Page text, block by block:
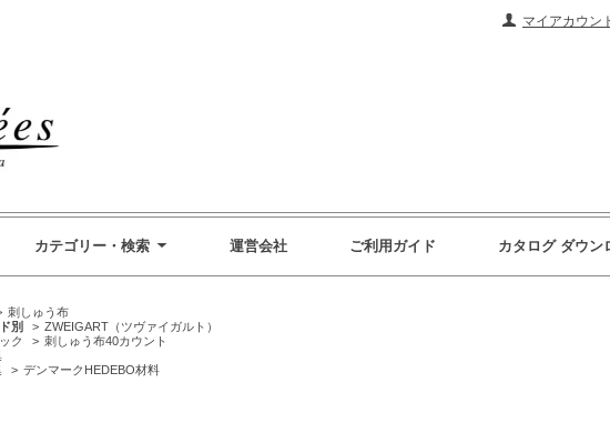
マイアカウン
カテゴリー・検索 運営会社 ご利用ガイド カタログ ダウン
刺しゅう布
別 > ZWEIGART（ツヴァイガルト）
ク > 刺しゅう布40カウント
> デンマークHEDEBO材料